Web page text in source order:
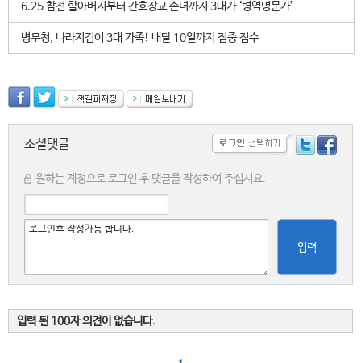
6.25 참전 할아버지부터 간호장교 손녀까지 3대가 ‘병역명문가’
병무청, 나라지킴이 3대 가족! 내달 10일까지 집중 접수
소셜댓글
원하는 계정으로 로그인 후 댓글을 작성하여 주십시요.
입력
입력 된 100자 의견이 없습니다.